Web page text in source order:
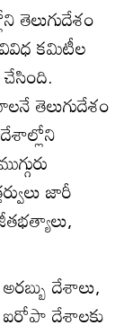
తెలుగుదేశం
వివిధ కమిటీల
తెలుగుదేశం
జారీ
దేశాలు,
దేశాలకు